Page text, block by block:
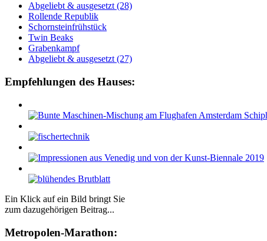
Ab­ge­liebt & aus­ge­setzt (28)
Rol­len­de Re­pu­blik
Schorn­stein­früh­stück
Twin Beaks
Gra­ben­kampf
Ab­ge­liebt & aus­ge­setzt (27)
Empfehlungen des Hauses:
Ein Klick auf ein Bild bringt Sie
zum dazugehörigen Beitrag...
Me­tro­po­len-Ma­ra­thon: